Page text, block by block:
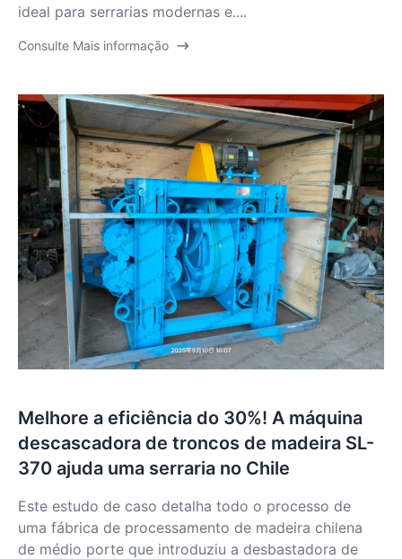
ideal para serrarias modernas e....
Consulte Mais informação
Melhore a eficiência do 30%! A máquina
descascadora de troncos de madeira SL-
370 ajuda uma serraria no Chile
Este estudo de caso detalha todo o processo de
uma fábrica de processamento de madeira chilena
de médio porte que introduziu a desbastadora de